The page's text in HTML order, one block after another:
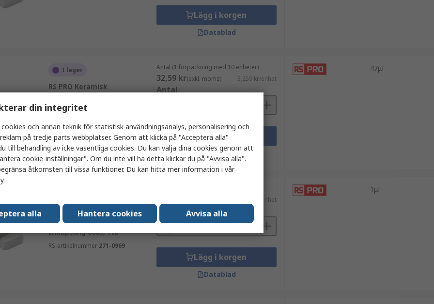
Lägg i korgen
Datablad
I lager
RS PRO Keramisk
flerlagerkondensator, 47 μF, 20
%, 10V dc, Dielektrisk X5R,
Inkapsling 0805, Yta
RS-artikelnummer271-0975
Antal (1 förpackning med 10 enheter)
32,59 kr(exkl. moms) 3,259 kr/enhet
Antal
Lägg i korgen
Datablad
47μF
RS PRO Keramisk
flerlagerkondensator, 1 μF, 10
%, 50V dc, Dielektrisk X7R,
Inkapsling 0603, Yta
RS-artikelnummer 271-0969
0,457 kr/enhet
Antal
Lägg i korgen
Datablad
1μF
din integritet
cookies och annan teknik för statistisk användningsanalys, personalisering och
på tredje parts webbplatser. Genom att klicka på "Acceptera alla"
till behandling av icke väsentliga cookies. Du kan välja dina cookies genom att
cookie-inställningar". Om du inte vill ha detta klickar du på "Avvisa alla".
åtkomsten till vissa funktioner. Du kan hitta mer information i vår
.
alla Hantera cookies Avvisa alla